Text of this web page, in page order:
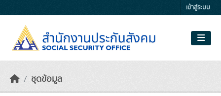
เข้าสู่ระบบ
ชุดข้อมูล